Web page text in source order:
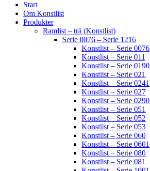
Start
Om Konstlist
Produkter
Ramlist – trä (Konstlist)
Serie 0076 – Serie 1216
Konstlist – Serie 0076
Konstlist – Serie 011
Konstlist – Serie 0190
Konstlist – Serie 021
Konstlist – Serie 0241
Konstlist – Serie 027
Konstlist – Serie 0290
Konstlist – Serie 051
Konstlist – Serie 052
Konstlist – Serie 053
Konstlist – Serie 060
Konstlist – Serie 0601
Konstlist – Serie 080
Konstlist – Serie 081